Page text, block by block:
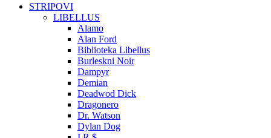
STRIPOVI
LIBELLUS
Alamo
Alan Ford
Biblioteka Libellus
Burleskni Noir
Dampyr
Demian
Deadwod Dick
Dragonero
Dr. Watson
Dylan Dog